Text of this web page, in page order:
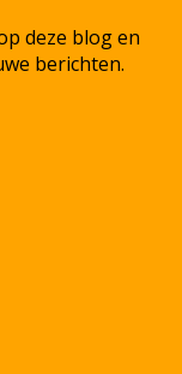
deze blog en
berichten.